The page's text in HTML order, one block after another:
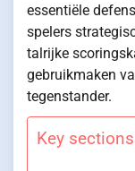
essentiële
spelers
talrijke
gebruikmaken
tegenstander.
Key